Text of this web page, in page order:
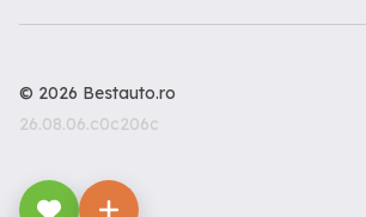
© 2026 Bestauto.ro
26.08.06.c0c206c